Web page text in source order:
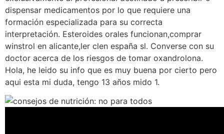
dispensar medicamentos por lo que requiere una
formación especializada para su correcta
interpretación. Esteroides orales funcionan,comprar
winstrol en alicante,ler clen españa sl. Converse con su
doctor acerca de los riesgos de tomar oxandrolona.
Hola, he leido su info que es muy buena por cierto pero
aqui esta mi duda, tengo 13 años mido 1.